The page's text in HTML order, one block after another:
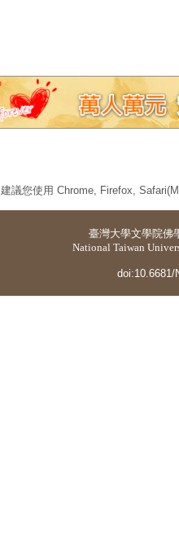
建議您使用 Chrome, Firefox,
臺灣大學文學院佛
National Taiwan
doi:10.6681/